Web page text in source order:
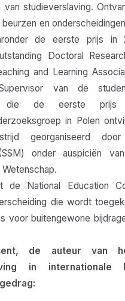
studieverslaving.
beurzen en
de eerste prijs in
Doctoral
and Learning
van de
die de eerste
in Polen
georganiseerd
onder auspiciën
de National Education
die wordt
voor buitengewone
de auteur van
in internationale